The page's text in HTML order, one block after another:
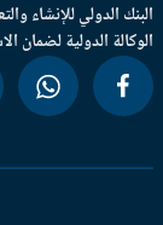
الدولي للإنشاء
الدولية لضمان